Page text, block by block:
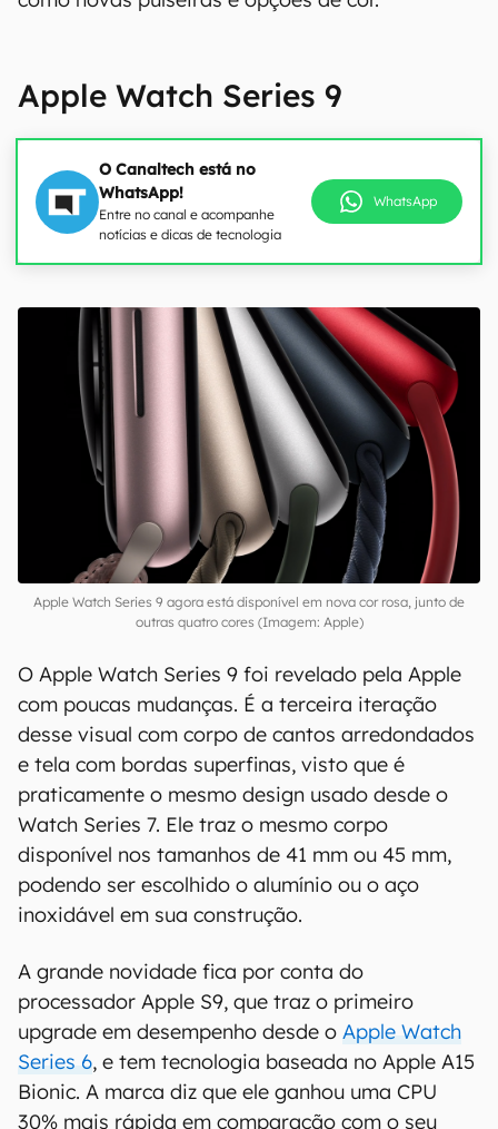
Apple Watch Series 9
O Canaltech está no
WhatsApp!
Entre no canal e acompanhe
notícias e dicas de tecnologia
WhatsApp
00:00 21:11
Apple Watch Series 9 agora está disponível em nova cor rosa, junto de
outras quatro cores (Imagem: Apple)
O Apple Watch Series 9 foi revelado pela Apple
com poucas mudanças. É a terceira iteração
desse visual com corpo de cantos arredondados
e tela com bordas superfinas, visto que é
praticamente o mesmo design usado desde o
Watch Series 7. Ele traz o mesmo corpo
disponível nos tamanhos de 41 mm ou 45 mm,